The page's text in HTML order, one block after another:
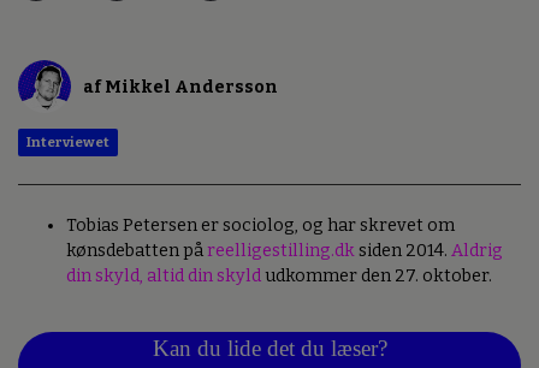
af Mikkel Andersson
Interviewet
Tobias Petersen er sociolog, og har skrevet om
kønsdebatten påreelligestilling.dk siden 2014. Aldrig
din skyld, altid din skyldudkommer den 27. oktober.
Kan du lide det du læser?